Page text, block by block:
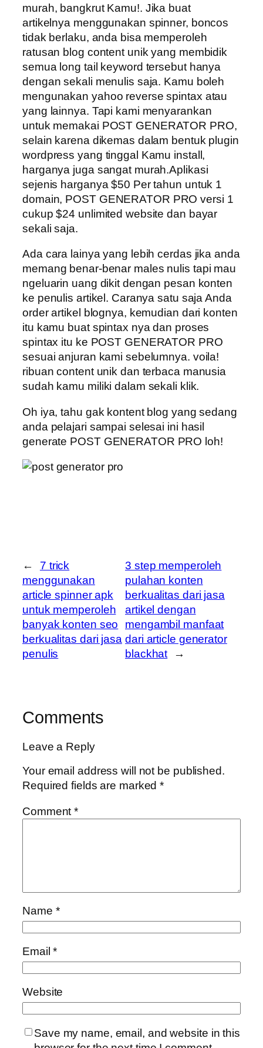
murah, bangkrut Kamu!. Jika buat
artikelnya menggunakan spinner, boncos
tidak berlaku, anda bisa memperoleh
ratusan blog content unik yang membidik
semua long tail keyword tersebut hanya
dengan sekali menulis saja. Kamu boleh
mengunakan yahoo reverse spintax atau
yang lainnya. Tapi kami menyarankan
untuk memakai POST GENERATOR PRO,
selain karena dikemas dalam bentuk plugin
wordpress yang tinggal Kamu install,
harganya juga sangat murah.Aplikasi
sejenis harganya $50 Per tahun untuk 1
domain, POST GENERATOR PRO versi 1
cukup $24 unlimited website dan bayar
sekali saja.
Ada cara lainya yang lebih cerdas jika anda
memang benar-benar males nulis tapi mau
ngeluarin uang dikit dengan pesan konten
ke penulis artikel. Caranya satu saja Anda
order artikel blognya, kemudian dari konten
itu kamu buat spintax nya dan proses
spintax itu ke POST GENERATOR PRO
sesuai anjuran kami sebelumnya. voila!
ribuan content unik dan terbaca manusia
sudah kamu miliki dalam sekali klik.
Oh iya, tahu gak kontent blog yang sedang
anda pelajari sampai selesai ini hasil
generate POST GENERATOR PRO loh!
←
7 trick
menggunakan
article spinner apk
untuk memperoleh
banyak konten seo
berkualitas dari jasa
penulis
3 step memperoleh
pulahan konten
berkualitas dari jasa
artikel dengan
mengambil manfaat
dari article generator
blackhat
→
Comments
Leave a Reply
Your email address will not be published.
Required fields are marked*
Comment*
Name *
Email*
Website
Save my name, email, and website in this